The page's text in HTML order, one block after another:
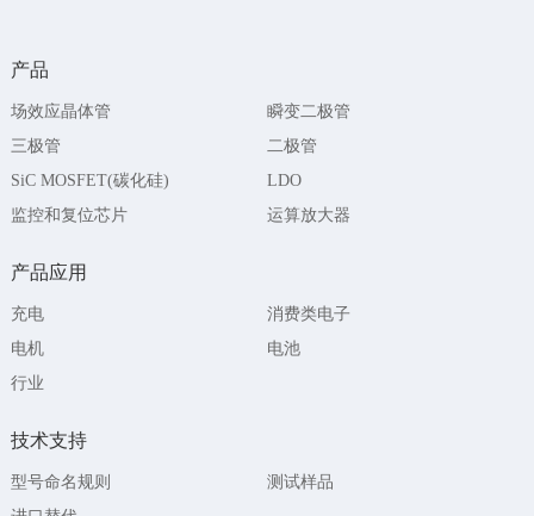
产品
场效应晶体管
瞬变二极管
三极管
二极管
SiC MOSFET(碳化硅)
LDO
监控和复位芯片
运算放大器
产品应用
充电
消费类电子
电机
电池
行业
技术支持
型号命名规则
测试样品